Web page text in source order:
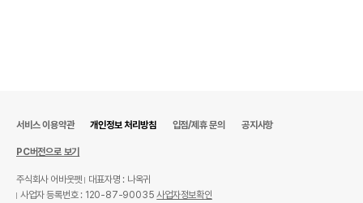
서비스 이용약관 개인정보 처리방침 입점/제휴 문의 공지사항
PC버전으로 보기
주식회사 어바웃펫
대표자명 : 나옥귀
사업자 등록번호 : 120-87-90035사업자정보확인